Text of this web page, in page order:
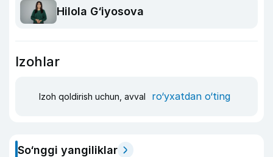
Hilola G‘iyosova
Izohlar
Izoh qoldirish uchun, avval ro‘yxatdan o‘ting
So‘nggi yangiliklar